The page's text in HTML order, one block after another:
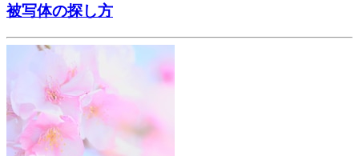
被写体の探し方